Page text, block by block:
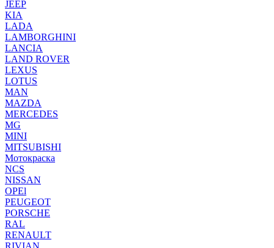
JEEP
KIA
LADA
LAMBORGHINI
LANCIA
LAND ROVER
LEXUS
LOTUS
MAN
MAZDA
MERCEDES
MG
MINI
MITSUBISHI
Мотокраска
NCS
NISSAN
OPEl
PEUGEOT
PORSCHE
RAL
RENAULT
RIVIAN